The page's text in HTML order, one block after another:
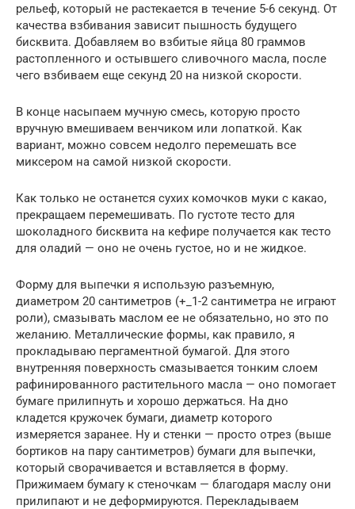
рельеф, который не растекается в течение 5-6 секунд. От
качества взбивания зависит пышность будущего
бисквита. Добавляем во взбитые яйца 80 граммов
растопленного и остывшего сливочного масла, после
чего взбиваем еще секунд 20 на низкой скорости.
В конце насыпаем мучную смесь, которую просто
вручную вмешиваем венчиком или лопаткой. Как
вариант, можно совсем недолго перемешать все
миксером на самой низкой скорости.
Как только не останется сухих комочков муки с какао,
прекращаем перемешивать. По густоте тесто для
шоколадного бисквита на кефире получается как тесто
для оладий — оно не очень густое, но и не жидкое.
Форму для выпечки я использую разъемную,
диаметром 20 сантиметров (+_1-2 сантиметра не играют
роли), смазывать маслом ее не обязательно, но это по
желанию. Металлические формы, как правило, я
прокладываю пергаментной бумагой. Для этого
внутренняя поверхность смазывается тонким слоем
рафинированного растительного масла — оно помогает
бумаге прилипнуть и хорошо держаться. На дно
кладется кружочек бумаги, диаметр которого
измеряется заранее. Ну и стенки — просто отрез (выше
бортиков на пару сантиметров) бумаги для выпечки,
который сворачивается и вставляется в форму.
Прижимаем бумагу к стеночкам — благодаря маслу они
прилипают и не деформируются. Перекладываем